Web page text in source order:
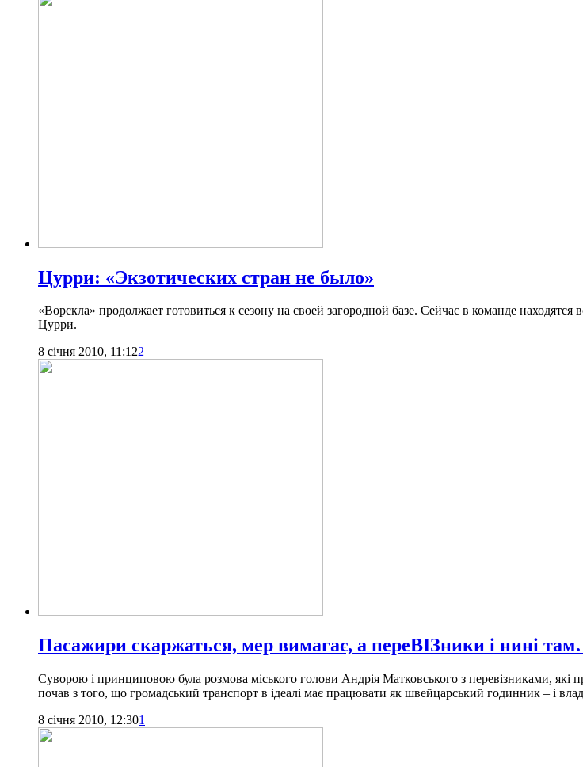
Цурри: «Экзотических стран не было»
«Ворскла» продолжает готовиться к сезону на своей загородной базе. Сейчас в команде
Цурри.
8 січня 2010, 11:122
Пасажири скаржаться, мер вимагає, а переВІЗники і нині
Суворою і принциповою була розмова міського голови Андрія Матковського з перевізниками,
почав з того, що громадський транспорт в ідеалі має працювати як швейцарський годинник – і
8 січня 2010, 12:301